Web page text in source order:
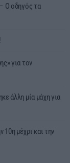
Ο οδηγός τα
για τον
άλλη μία μάχη για
μέχρι και την